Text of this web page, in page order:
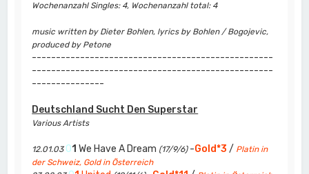
Wochenanzahl Singles: 4, Wochenanzahl total: 4
music written by Dieter Bohlen, lyrics by Bohlen / Bogojevic,
produced by Petone
--------------------------------------------------
--------------------------------------------------
---------------
Deutschland Sucht Den Superstar
Various Artists
12.01.03 01 We Have A Dream (17/9/6)-Gold*3/ Platin in
der Schweiz, Gold in Österreich